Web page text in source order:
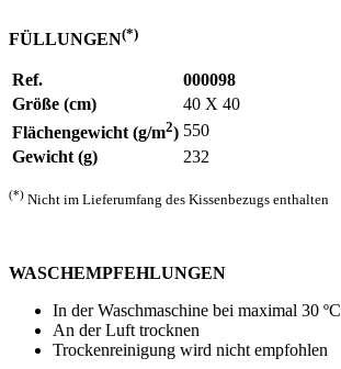
FÜLLUNGEN(*)
Ref.
000098
Größe (cm)
40 X 40
Flächengewicht (g/m2) 550
Gewicht (g)
232
(*) Nicht im Lieferumfang des Kissenbezugs enthalten
WASCHEMPFEHLUNGEN
In der Waschmaschine bei maximal 30 ºC
An der Luft trocknen
Trockenreinigung wird nicht empfohlen